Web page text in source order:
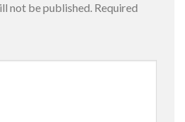
not be published. Required